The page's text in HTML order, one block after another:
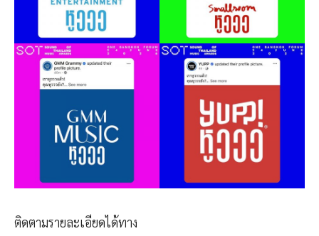
ติดตามรายละเอียดได้ทาง